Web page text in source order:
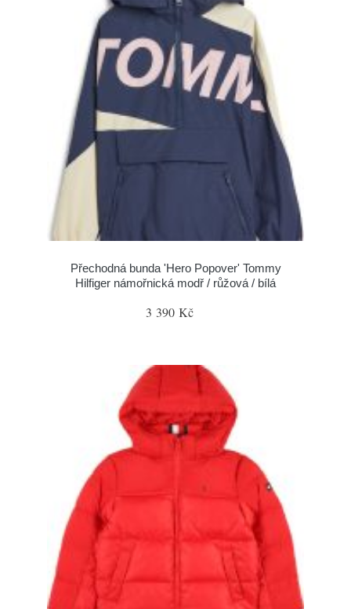
Přechodná bunda 'Hero Popover' Tommy
Hilfiger námořnická modř / růžová / bílá
3 390 Kč